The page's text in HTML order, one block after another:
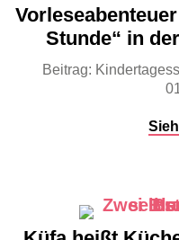
Stunde“ in
Beitrag: